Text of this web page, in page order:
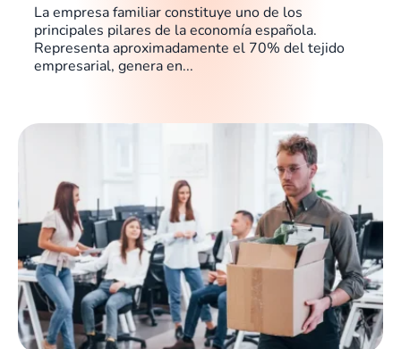
La empresa familiar constituye uno de los
principales pilares de la economía española.
Representa aproximadamente el 70% del tejido
empresarial, genera en...